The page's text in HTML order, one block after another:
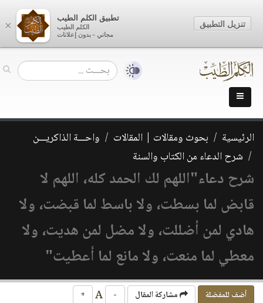
الرئيسية بحوث ومقالات | المقالات
واحـــة الذاكريـــن
شرح الدعاء من الكتاب والسنة
شرح دعاء"اللهم لك الحمد كله، اللهم لا
قابض لما بسطت، ولا باسط لما قبضت، ولا
هادي لمن أضللت، ولا مضل لمن هديت، ولا
معطي لما منعت، ولا مانع لما أعطيت"
أضف للمفضلة مشاركة المقال -
+
×
تطبيق الكلم الطيب
الكلم الطيب
مجاني - بدون إعلانات
تنزيل التطبيق